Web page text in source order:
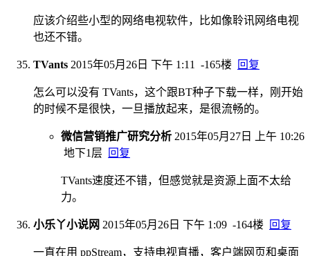
应该介绍些小型的网络电视软件，比如像聆讯网络电视
也还不错。
TVants 2015年05月26日 下午 1:11 -165楼 回复
怎么可以没有 TVants，这个跟BT种子下载一样，刚开始
的时候不是很快，一旦播放起来，是很流畅的。
微信营销推广研究分析 2015年05月27日 上午 10:26
地下1层
回复
TVants速度还不错，但感觉就是资源上面不太给
力。
小乐丫小说网 2015年05月26日 下午 1:09 -164楼 回复
一直在用 ppStream，支持电视直播，客户端网页和桌面